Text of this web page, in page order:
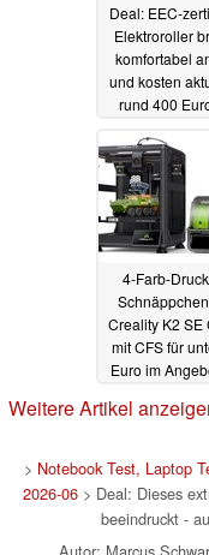
Deal: EEC-
Elektroroller
komfortabel
und kosten
rund 400
4-Farb-
Creality K2 SE
mit CFS für
Euro im
Weitere Artikel
> Notebook Test, Laptop
2026-06> Deal: Dieses
beeindruckt -